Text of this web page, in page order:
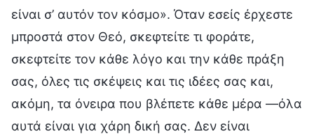
είναι σ’ αυτόν τον κόσμο». Όταν εσείς έρχεστε
μπροστά στον Θεό, σκεφτείτε τι φοράτε,
σκεφτείτε τον κάθε λόγο και την κάθε πράξη
σας, όλες τις σκέψεις και τις ιδέες σας και,
ακόμη, τα όνειρα που βλέπετε κάθε μέρα —όλα
αυτά είναι για χάρη δική σας. Δεν είναι